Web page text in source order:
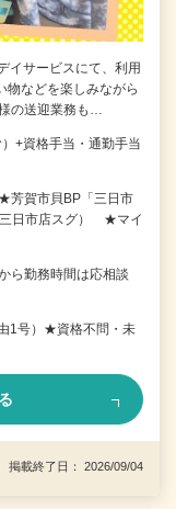
イサービスにて、利用
物などを楽しみながら
の送迎業務も…
+資格手当・通勤手当
賀市貝BP「三日市
三日市店スグ） ★マイ
ら勤務時間は応相談
1号）★資格不問・未
載終了日： 2026/09/04